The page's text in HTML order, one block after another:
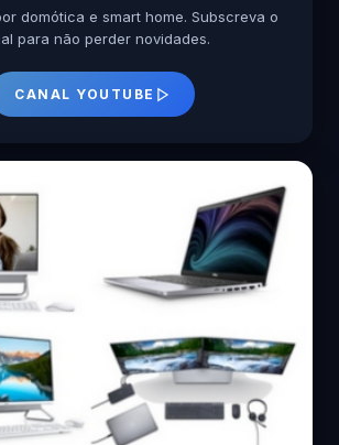
domótica e smart home. Subscreva o
para não perder novidades.
CANAL YOUTUBE